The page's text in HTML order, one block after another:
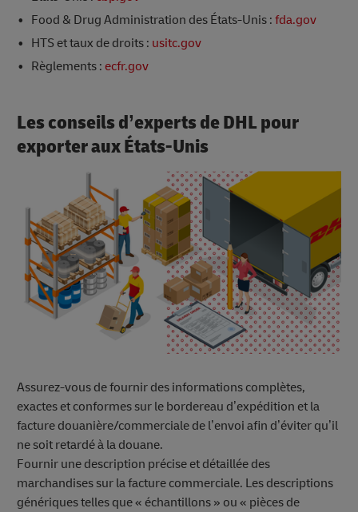
Food & Drug Administration des États-Unis : fda.gov
HTS et taux de droits : usitc.gov
Règlements : ecfr.gov
Les conseils d’experts de DHL pour
exporter aux États-Unis
Assurez-vous de fournir des informations complètes,
exactes et conformes sur le bordereau d’expédition et la
facture douanière/commerciale de l’envoi afin d’éviter qu’il
ne soit retardé à la douane.
Fournir une description précise et détaillée des
marchandises sur la facture commerciale. Les descriptions
génériques telles que « échantillons » ou « pièces de